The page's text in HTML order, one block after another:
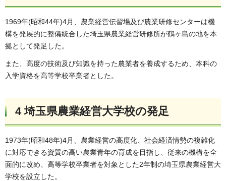
1969年(昭和44年)4月、農業経営伝習場及び農業研修センターは機
構を発展的に整備統合した埼玉県農業経営研修所が鶴ヶ島の地を本
拠として発足した。
また、高度の技術及び知識を持った農業者を養成するため、本科の
入学資格を高等学校卒業者とした。
4 埼玉県農業経営大学校の発足
1973年(昭和48年)4月、農業経営の高度化、社会経済情勢の複雑化
に対応できる資質の高い農業青年の育成を目指し、従来の機構を全
面的に改め、高等学校卒業者を対象とした2年制の埼玉県農業経営大
学校を設立した。